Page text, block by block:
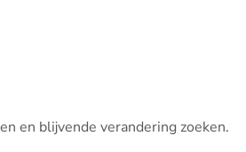
en blijvende verandering zoeken.